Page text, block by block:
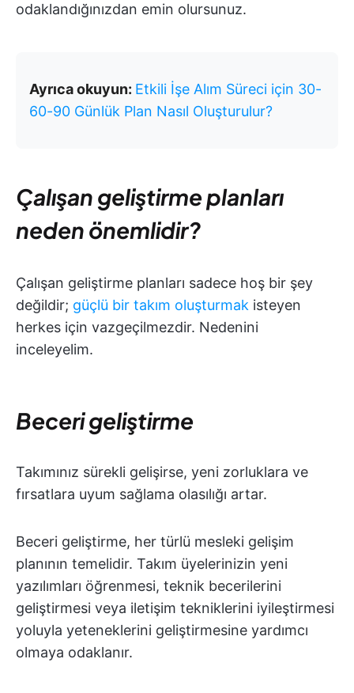
odaklandığınızdan emin olursunuz.
Ayrıca okuyun: Etkili İşe Alım Süreci için 30-
60-90 Günlük Plan Nasıl Oluşturulur?
Çalışan geliştirme planları
neden önemlidir?
Çalışan geliştirme planları sadece hoş bir şey
değildir; güçlü bir takım oluşturmak isteyen
herkes için vazgeçilmezdir. Nedenini
inceleyelim.
Beceri geliştirme
Takımınız sürekli gelişirse, yeni zorluklara ve
fırsatlara uyum sağlama olasılığı artar.
Beceri geliştirme, her türlü mesleki gelişim
planının temelidir. Takım üyelerinizin yeni
yazılımları öğrenmesi, teknik becerilerini
geliştirmesi veya iletişim tekniklerini iyileştirmesi
yoluyla yeteneklerini geliştirmesine yardımcı
olmaya odaklanır.